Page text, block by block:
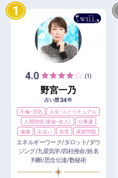
1
4.0 (1)
野宮一乃
占い歴34年
不倫・浮気
人生・スピリチュアル
人間関係（家族・友人）
仕事運
健康
出会い 前世 家庭問題
エネルギーワーク/タロット/ダウ
ジング/九星気学/四柱推命/姓名
判断/思念伝達/数秘術